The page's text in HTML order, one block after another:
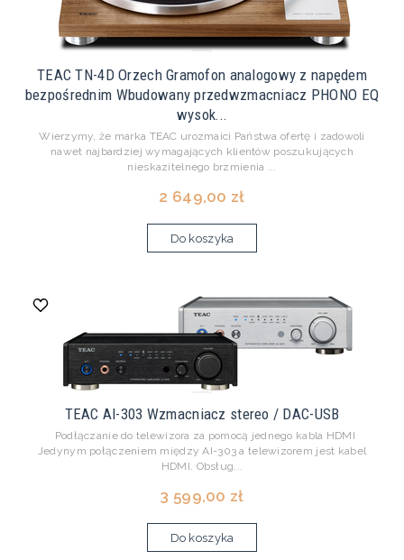
TEAC TN-4D Orzech Gramofon analogowy z napędem
bezpośrednim Wbudowany przedwzmacniacz PHONO EQ
wysok...
Wierzymy, że marka TEAC urozmaici Państwa ofertę i zadowoli
nawet najbardziej wymagających klientów poszukujących
nieskazitelnego brzmienia ...
2 649,00 zł
Do koszyka
TEAC AI-303 Wzmacniacz stereo / DAC-USB
Podłączanie do telewizora za pomocą jednego kabla HDMI
Jedynym połączeniem między AI-303 a telewizorem jest kabel
HDMI. Obsług...
3 599,00 zł
Do koszyka